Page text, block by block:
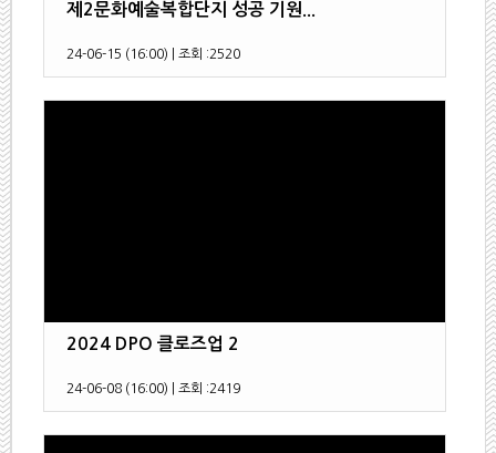
제2문화예술복합단지 성공 기원...
24-06-15 (16:00) 조회 :2520
2024 DPO 클로즈업 2
24-06-08 (16:00) 조회 :2419